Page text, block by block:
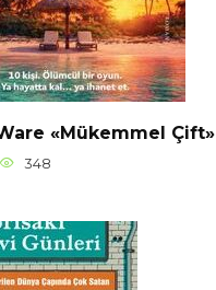
«Mükemmel Çift»
348